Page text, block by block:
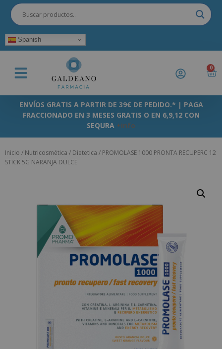
Spanish
0
ENVÍOS GRATIS A PARTIR DE 39€ DE PEDIDO.* | PAGA
FRACCIONADO EN 3 MESES GRATIS O EN 6,9,12 CON
SEQURA +info
Inicio / Nutricosmética / Dietetica / PROMOLASE 1000 PRONTA RECUPERC 12
STICK 5G NARANJA DULCE